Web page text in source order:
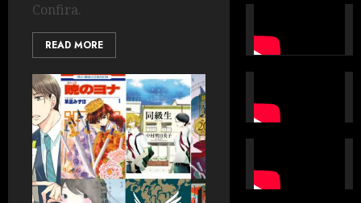
Confira.
READ MORE